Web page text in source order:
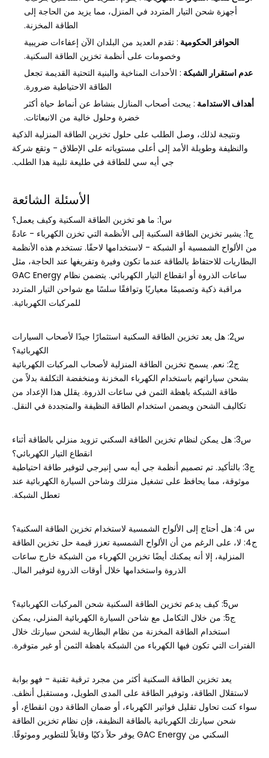
أجهزة شحن التيار المتردد في المنزل، مما يزيد من الحاجة إلى
الطاقة المخزنة.
الحوافز الحكومية : تقدم العديد من البلدان الآن إعفاءات ضريبية
وخصومات على أنظمة تخزين الطاقة السكنية.
عدم استقرار الشبكة : الأحداث المناخية والبنية التحتية القديمة تجعل
الطاقة الاحتياطية ضرورة.
أهداف الاستدامة : يبحث أصحاب المنازل بنشاط عن أنماط حياة أكثر
خضرة وحلول خالية من الانبعاثات.
ونتيجة لذلك، وصل الطلب على حلول تخزين الطاقة المنزلية الذكية
والنظيفة وطويلة الأمد إلى أعلى مستوياته على الإطلاق - وتقع شركة
جي أيه سي للطاقة في طليعة تلبية هذا الطلب.
الأسئلة الشائعة
س1: ما هو تخزين الطاقة السكنية وكيف يعمل؟
ج1: يشير تخزين الطاقة السكنية إلى الأنظمة التي تخزن الكهرباء - عادةً
من الألواح الشمسية أو الشبكة - لاستخدامها لاحقًا. تستخدم هذه الأنظمة
البطاريات للاحتفاظ بالطاقة عندما تكون وفيرة وتفريغها عند الحاجة، مثل
ساعات الذروة أو انقطاع التيار الكهربائي. يتضمن نظام GAC Energy
مراقبة ذكية وتصميمًا معياريًا وتوافقًا سلسًا مع شواحن التيار المتردد
للمركبات الكهربائية.
س2: هل يعد تخزين الطاقة السكنية استثمارًا جيدًا لأصحاب السيارات
الكهربائية؟
ج2: نعم. يسمح تخزين الطاقة المنزلية لأصحاب المركبات الكهربائية
بشحن سياراتهم باستخدام الكهرباء المخزنة ومنخفضة التكلفة بدلاً من
طاقة الشبكة باهظة الثمن في ساعات الذروة. يقلل هذا الإعداد من
تكاليف الشحن ويضمن استخدام الطاقة النظيفة والمتجددة في النقل.
س3: هل يمكن لنظام تخزين الطاقة السكني تزويد منزلي بالطاقة أثناء
انقطاع التيار الكهربائي؟
ج3: بالتأكيد. تم تصميم أنظمة جي أيه سي إنيرجي لتوفير طاقة احتياطية
موثوقة، مما يحافظ على تشغيل منزلك وشاحن السيارة الكهربائية عند
تعطل الشبكة.
س 4: هل أحتاج إلى الألواح الشمسية لاستخدام تخزين الطاقة السكنية؟
ج4: لا، على الرغم من أن الألواح الشمسية تعزز قيمة حل تخزين الطاقة
المنزلية، إلا أنه يمكنك أيضًا تخزين الكهرباء من الشبكة خارج ساعات
الذروة واستخدامها خلال أوقات الذروة لتوفير المال.
س5: كيف يدعم تخزين الطاقة السكنية شحن المركبات الكهربائية؟
ج5: من خلال التكامل مع شاحن السيارة الكهربائية المنزلي، يمكن
استخدام الطاقة المخزنة من نظام البطارية لشحن سيارتك خلال
الفترات التي تكون فيها الكهرباء من الشبكة باهظة الثمن أو غير متوفرة.
يعد تخزين الطاقة السكنية أكثر من مجرد ترقية تقنية - فهو بوابة
لاستقلال الطاقة، وتوفير الطاقة على المدى الطويل، ومستقبل أنظف.
سواء كنت تحاول تقليل فواتير الكهرباء، أو ضمان الطاقة دون انقطاع، أو
شحن سيارتك الكهربائية بالطاقة النظيفة، فإن نظام تخزين الطاقة
السكني من GAC Energy يوفر حلاً ذكيًا وقابلاً للتطوير وموثوقًا.